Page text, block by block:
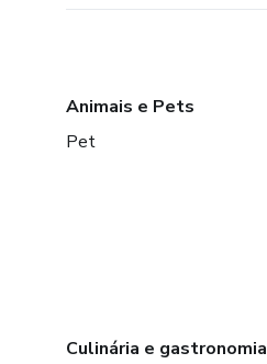
Animais e Pets
Pet
Culinária e gastronomia